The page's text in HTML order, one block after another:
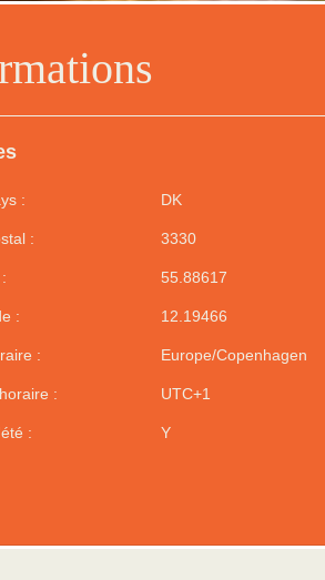
: DK
: 3330
55.88617
: 12.19466
: Europe/Copenhagen
: UTC+1
: Y